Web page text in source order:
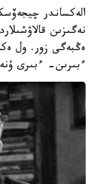
الەكساندر
نەگىزىن
ءبىرىن- ءبىرى